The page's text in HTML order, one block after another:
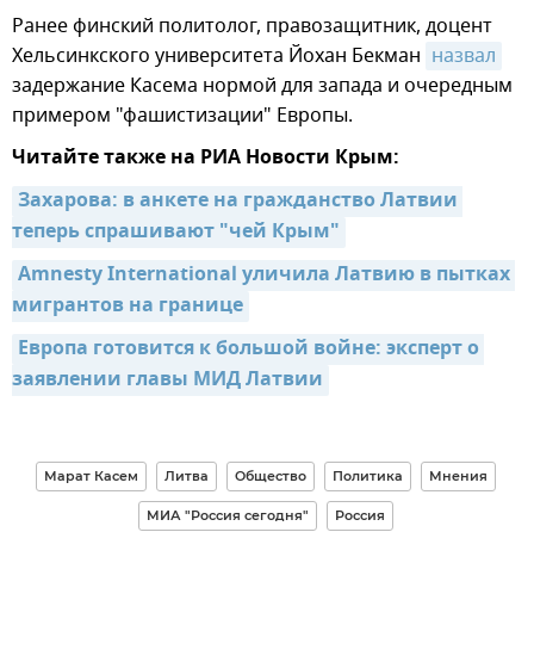
Ранее финский политолог, правозащитник, доцент
Хельсинкского университета Йохан Бекман назвал
задержание Касема нормой для запада и очередным
примером "фашистизации" Европы.
Читайте также на РИА Новости Крым:
Захарова: в анкете на гражданство Латвии
теперь спрашивают "чей Крым"
Amnesty International уличила Латвию в пытках
мигрантов на границе
Европа готовится к большой войне: эксперт о
заявлении главы МИД Латвии
Марат Касем Литва Общество Политика Мнения
МИА "Россия сегодня" Россия